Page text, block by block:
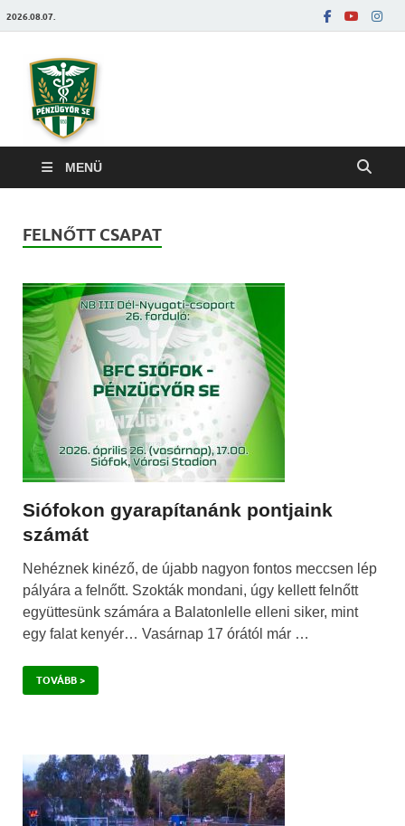
2026.08.07.
MENÜ
FELNŐTT CSAPAT
Siófokon gyarapítanánk pontjaink
számát
Nehéznek kinéző, de újabb nagyon fontos meccsen lép
pályára a felnőtt. Szokták mondani, úgy kellett felnőtt
együttesünk számára a Balatonlelle elleni siker, mint
egy falat kenyér… Vasárnap 17 órától már …
TOVÁBB >